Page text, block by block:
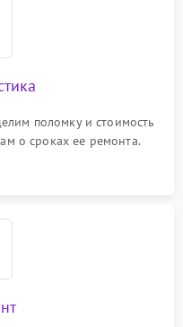
поломку и стоимость
о сроках ее ремонта.